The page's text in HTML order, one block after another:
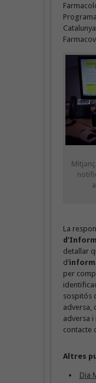
La
detallar
d’
per
sospitós
adversa,
adversa
contacte
Altres
Dia